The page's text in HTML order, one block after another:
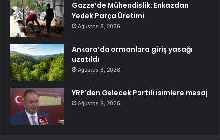
Gazze’de Mühendislik: Enkazdan
Yedek Parça Üretimi
Ağustos 8, 2026
Ankara’da ormanlara giriş yasağı
uzatıldı
Ağustos 8, 2026
YRP’den Gelecek Partili isimlere mesaj
Ağustos 8, 2026